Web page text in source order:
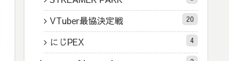
VTuber最協決定戦 20
にじPEX 4